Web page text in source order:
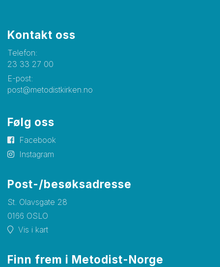
Kontakt oss
Telefon:
23 33 27 00
E-post:
post@metodistkirken.no
Følg oss
Facebook
Instagram
Post-/besøksadresse
St. Olavsgate 28
0166 OSLO
Vis i kart
Finn frem i Metodist-Norge